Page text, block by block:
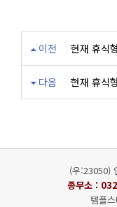
이전 현재 휴식
다음 현재 휴식
(우:23050)
종무소 :
템플